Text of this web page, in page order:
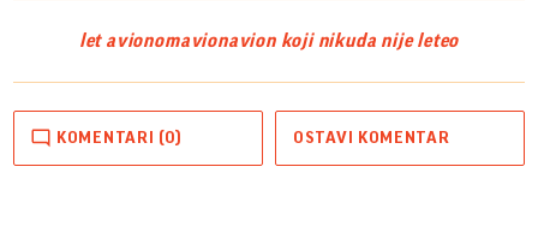
let avionomavionavion koji nikuda nije leteo
KOMENTARI (0) OSTAVI KOMENTAR